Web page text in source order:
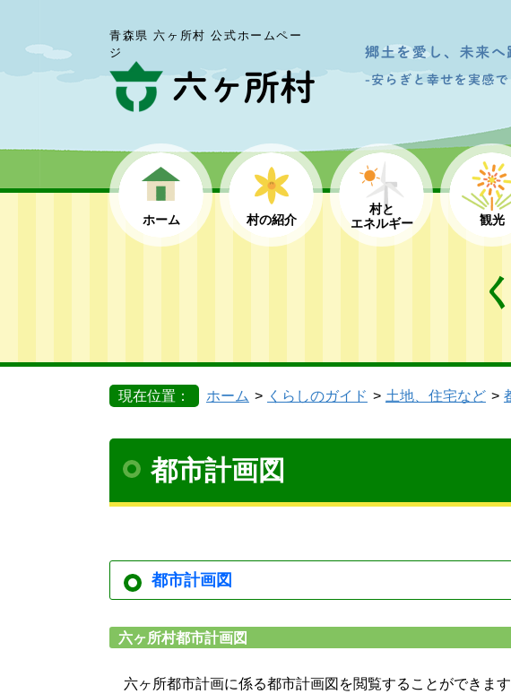
青森県 六ヶ所村 公式ホームペー
ジ
ホーム 村の紹介
村と
エネルギー
観光
現在位置： ホーム くらしのガイド 土地、住宅など
都市計画図
都市計画図
六ヶ所村都市計画図
六ヶ所都市計画に係る都市計画図を閲覧することができま